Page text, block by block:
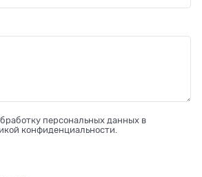
персональных данных в
конфиденциальности